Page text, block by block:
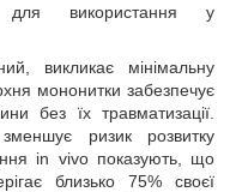
для використання у
викликає мінімальну
мононитки забезпечує
без їх травматизації.
зменшує ризик розвитку
in vivo показують, що
близько 75% своєї